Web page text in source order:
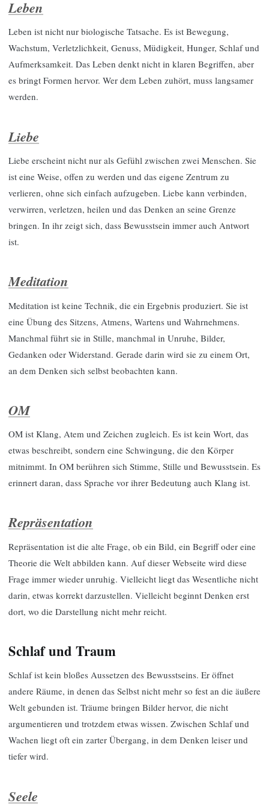
Leben
Leben ist nicht nur biologische Tatsache. Es ist Bewegung,
Wachstum, Verletzlichkeit, Genuss, Müdigkeit, Hunger, Schlaf und
Aufmerksamkeit. Das Leben denkt nicht in klaren Begriffen, aber
es bringt Formen hervor. Wer dem Leben zuhört, muss langsamer
werden.
Liebe
Liebe erscheint nicht nur als Gefühl zwischen zwei Menschen. Sie
ist eine Weise, offen zu werden und das eigene Zentrum zu
verlieren, ohne sich einfach aufzugeben. Liebe kann verbinden,
verwirren, verletzen, heilen und das Denken an seine Grenze
bringen. In ihr zeigt sich, dass Bewusstsein immer auch Antwort
ist.
Meditation
Meditation ist keine Technik, die ein Ergebnis produziert. Sie ist
eine Übung des Sitzens, Atmens, Wartens und Wahrnehmens.
Manchmal führt sie in Stille, manchmal in Unruhe, Bilder,
Gedanken oder Widerstand. Gerade darin wird sie zu einem Ort,
an dem Denken sich selbst beobachten kann.
OM
OM ist Klang, Atem und Zeichen zugleich. Es ist kein Wort, das
etwas beschreibt, sondern eine Schwingung, die den Körper
mitnimmt. In OM berühren sich Stimme, Stille und Bewusstsein. Es
erinnert daran, dass Sprache vor ihrer Bedeutung auch Klang ist.
Repräsentation
Repräsentation ist die alte Frage, ob ein Bild, ein Begriff oder eine
Theorie die Welt abbilden kann. Auf dieser Webseite wird diese
Frage immer wieder unruhig. Vielleicht liegt das Wesentliche nicht
darin, etwas korrekt darzustellen. Vielleicht beginnt Denken erst
dort, wo die Darstellung nicht mehr reicht.
Schlaf und Traum
Schlaf ist kein bloßes Aussetzen des Bewusstseins. Er öffnet
andere Räume, in denen das Selbst nicht mehr so fest an die äußere
Welt gebunden ist. Träume bringen Bilder hervor, die nicht
argumentieren und trotzdem etwas wissen. Zwischen Schlaf und
Wachen liegt oft ein zarter Übergang, in dem Denken leiser und
tiefer wird.
Seele